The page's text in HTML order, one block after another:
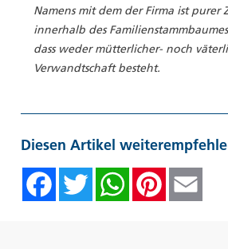
Namens mit dem der Firma ist purer
innerhalb des
dass weder mütterlicher- noch
Verwandtschaft besteht.
Diesen Artikel